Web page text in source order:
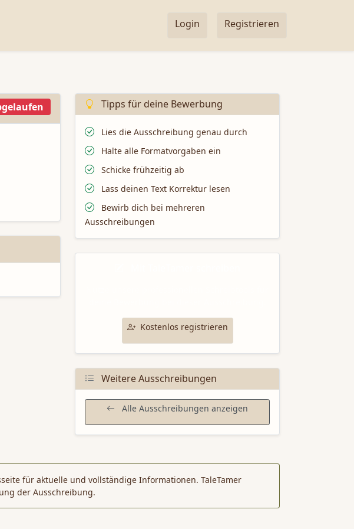
Login Registrieren
Tipps für deine Bewerbung
Lies die Ausschreibung genau durch
Halte alle Formatvorgaben ein
Schicke frühzeitig ab
Lass deinen Text Korrektur lesen
Bewirb dich bei mehreren
Ausschreibungen
Kostenlos registrieren
Weitere Ausschreibungen
Alle Ausschreibungen anzeigen
für aktuelle und vollständige Informationen. TaleTamer
der Ausschreibung.